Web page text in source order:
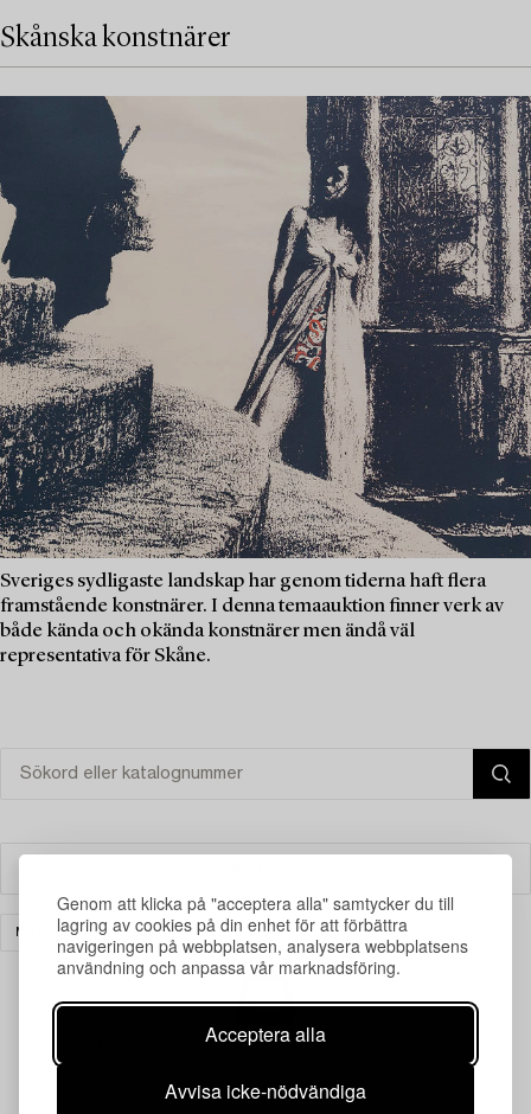
Genom att klicka på "acceptera alla" samtycker du till
lagring av cookies på din enhet för att förbättra
navigeringen på webbplatsen, analysera webbplatsens
användning och anpassa vår marknadsföring.
Acceptera alla
Avvisa icke-nödvändiga
Skånska konstnärer
Sveriges sydligaste landskap har genom tiderna haft flera
framstående konstnärer. I denna temaauktion finner verk av
både kända och okända konstnärer men ändå väl
representativa för Skåne.
MATTOR & TEXTIL RENSA ALLA
Din sökning gav ingen träff just nu.